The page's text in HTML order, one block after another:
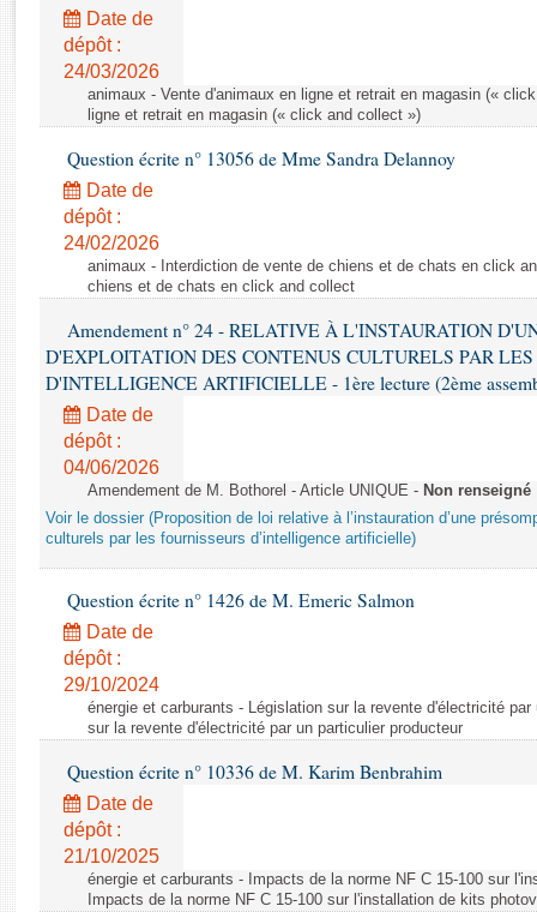
Rapports législatifs
Rapports sur l'application des lois
Baromètre de l’application des lois
Dossiers législatifs
Budget et sécurité sociale
Questions écrites et orales
Comptes rendus des débats
Date de
dépôt :
24/03/2026
animaux - Vente d'animaux en ligne et retrait en magasin («
ligne et retrait en magasin (« click and collect »)
Question écrite n° 13056 de Mme Sandra Delannoy
Date de
dépôt :
24/02/2026
animaux - Interdiction de vente de chiens et de chats en click
chiens et de chats en click and collect
Amendement n° 24 - RELATIVE À L'INSTAURATION
D'EXPLOITATION DES CONTENUS CULTURELS PAR LES
D'INTELLIGENCE ARTIFICIELLE - 1ère lecture (2ème
Date de
dépôt :
04/06/2026
Amendement de M. Bothorel - Article UNIQUE - Non renseigné
Voir le dossier (Proposition de loi relative à l’instauration d’une
culturels par les fournisseurs d’intelligence artificielle)
Question écrite n° 1426 de M. Emeric Salmon
Date de
dépôt :
29/10/2024
énergie et carburants - Législation sur la revente d'électricité
sur la revente d'électricité par un particulier producteur
Question écrite n° 10336 de M. Karim Benbrahim
Date de
dépôt :
21/10/2025
énergie et carburants - Impacts de la norme NF C 15-100 sur
Impacts de la norme NF C 15-100 sur l'installation de kits